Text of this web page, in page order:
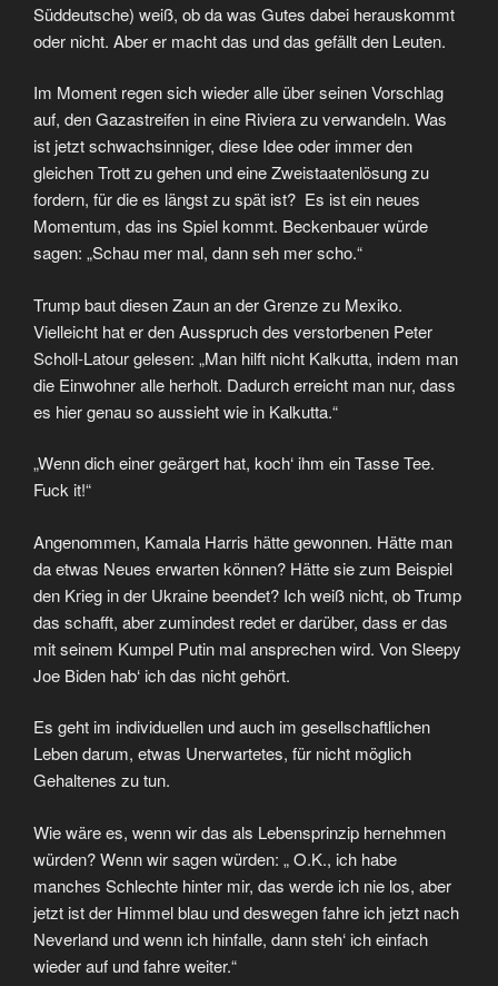
Süddeutsche) weiß, ob da was Gutes dabei herauskommt
oder nicht. Aber er macht das und das gefällt den Leuten.
Im Moment regen sich wieder alle über seinen Vorschlag
auf, den Gazastreifen in eine Riviera zu verwandeln. Was
ist jetzt schwachsinniger, diese Idee oder immer den
gleichen Trott zu gehen und eine Zweistaatenlösung zu
fordern, für die es längst zu spät ist? Es ist ein neues
Momentum, das ins Spiel kommt. Beckenbauer würde
sagen: „Schau mer mal, dann seh mer scho.“
Trump baut diesen Zaun an der Grenze zu Mexiko.
Vielleicht hat er den Ausspruch des verstorbenen Peter
Scholl-Latour gelesen: „Man hilft nicht Kalkutta, indem man
die Einwohner alle herholt. Dadurch erreicht man nur, dass
es hier genau so aussieht wie in Kalkutta.“
„Wenn dich einer geärgert hat, koch‘ ihm ein Tasse Tee.
Fuck it!“
Angenommen, Kamala Harris hätte gewonnen. Hätte man
da etwas Neues erwarten können? Hätte sie zum Beispiel
den Krieg in der Ukraine beendet? Ich weiß nicht, ob Trump
das schafft, aber zumindest redet er darüber, dass er das
mit seinem Kumpel Putin mal ansprechen wird. Von Sleepy
Joe Biden hab‘ ich das nicht gehört.
Es geht im individuellen und auch im gesellschaftlichen
Leben darum, etwas Unerwartetes, für nicht möglich
Gehaltenes zu tun.
Wie wäre es, wenn wir das als Lebensprinzip hernehmen
würden? Wenn wir sagen würden: „ O.K., ich habe
manches Schlechte hinter mir, das werde ich nie los, aber
jetzt ist der Himmel blau und deswegen fahre ich jetzt nach
Neverland und wenn ich hinfalle, dann steh‘ ich einfach
wieder auf und fahre weiter.“